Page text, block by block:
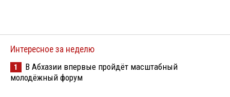
Интересное за неделю
1
В Абхазии впервые пройдёт масштабный
молодёжный форум